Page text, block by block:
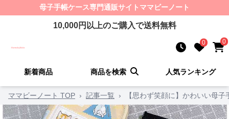
母子手帳ケース専門通販サイト ママビーノート
10,000円以上のご購入で送料無料
0 0
新着商品 商品を検索 人気ランキング
ママビーノート TOP › 記事一覧 › 【思わず笑顔に】かわいい母